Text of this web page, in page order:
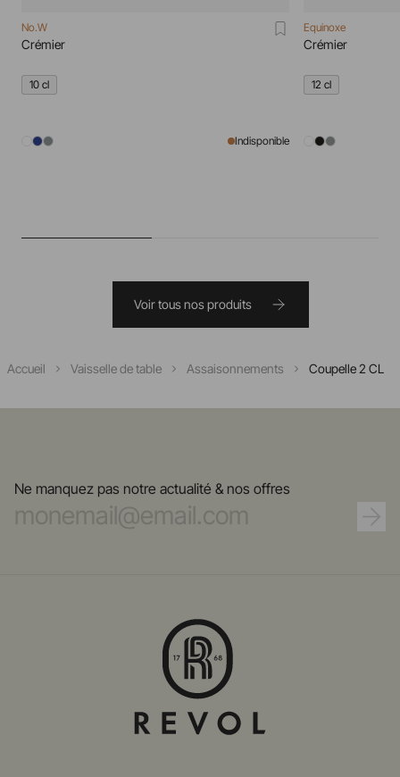
No.W
Crémier
10 cl
Indisponible
Equinoxe
Crémier
12 cl
Voir tous nos produits
Accueil Vaisselle de table Assaisonnements Coupelle 2 CL
Ne manquez pas notre actualité & nos offres